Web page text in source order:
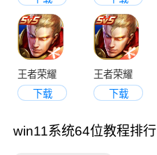
王者荣耀
下载
王者荣耀
下载
win11系统64位教程排行